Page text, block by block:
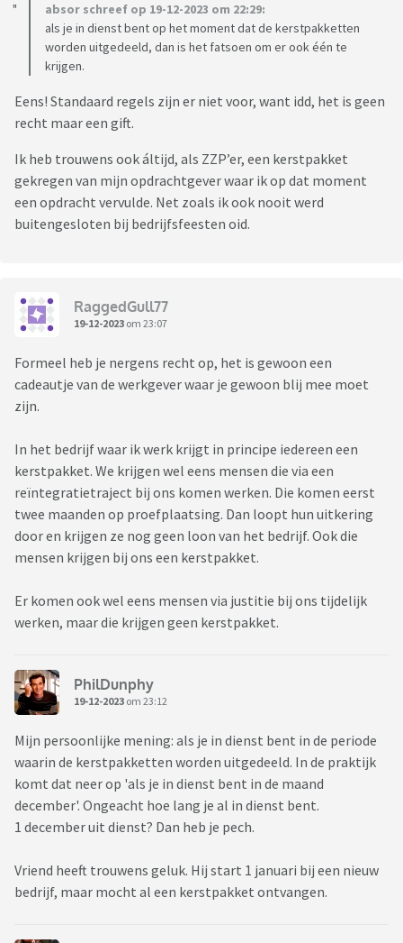
absor schreef op 19-12-2023 om 22:29:
als je in dienst bent op het moment dat de kerstpakketten
worden uitgedeeld, dan is het fatsoen om er ook één te
krijgen.
Eens! Standaard regels zijn er niet voor, want idd, het is geen
recht maar een gift.
Ik heb trouwens ook áltijd, als ZZP’er, een kerstpakket
gekregen van mijn opdrachtgever waar ik op dat moment
een opdracht vervulde. Net zoals ik ook nooit werd
buitengesloten bij bedrijfsfeesten oid.
RaggedGull77
19-12-2023 om 23:07
Formeel heb je nergens recht op, het is gewoon een
cadeautje van de werkgever waar je gewoon blij mee moet
zijn.
In het bedrijf waar ik werk krijgt in principe iedereen een
kerstpakket. We krijgen wel eens mensen die via een
reïntegratietraject bij ons komen werken. Die komen eerst
twee maanden op proefplaatsing. Dan loopt hun uitkering
door en krijgen ze nog geen loon van het bedrijf. Ook die
mensen krijgen bij ons een kerstpakket.
Er komen ook wel eens mensen via justitie bij ons tijdelijk
werken, maar die krijgen geen kerstpakket.
PhilDunphy
19-12-2023 om 23:12
Mijn persoonlijke mening: als je in dienst bent in de periode
waarin de kerstpakketten worden uitgedeeld. In de praktijk
komt dat neer op 'als je in dienst bent in de maand
december'. Ongeacht hoe lang je al in dienst bent.
1 december uit dienst? Dan heb je pech.
Vriend heeft trouwens geluk. Hij start 1 januari bij een nieuw
bedrijf, maar mocht al een kerstpakket ontvangen.